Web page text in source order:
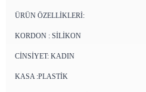
ÜRÜN ÖZELLİKLERİ:
KORDON : SİLİKON
CİNSİYET: KADIN
KASA :PLASTİK